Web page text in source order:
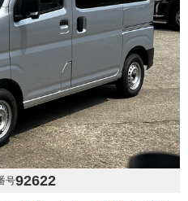
号92622